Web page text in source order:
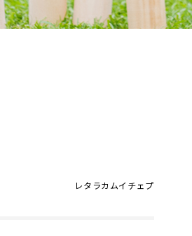
レタラカムイチェプ